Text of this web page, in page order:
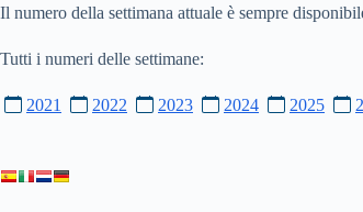
Il numero della settimana attuale è sempre
Tutti i numeri delle settimane:
2021 2022 2023 2024 2025